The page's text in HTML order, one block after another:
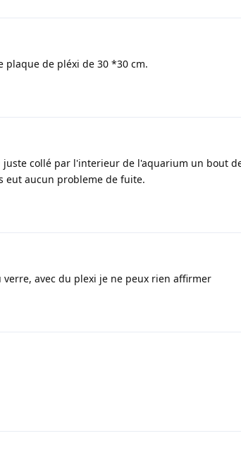
plaque de pléxi de 30 *30 cm.
juste collé par l'interieur de l'aquarium un bout
eut aucun probleme de fuite.
avec du plexi je ne peux rien affirmer